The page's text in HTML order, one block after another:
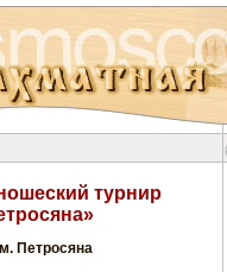
турнир
Петросяна